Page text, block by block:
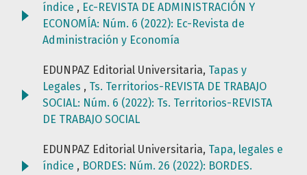
índice , Ec-REVISTA DE ADMINISTRACIÓN Y
ECONOMÍA: Núm. 6 (2022): Ec-Revista de
Administración y Economía
EDUNPAZ Editorial Universitaria, Tapas y
Legales , Ts. Territorios-REVISTA DE TRABAJO
SOCIAL: Núm. 6 (2022): Ts. Territorios-REVISTA
DE TRABAJO SOCIAL
EDUNPAZ Editorial Universitaria, Tapa, legales e
índice , BORDES: Núm. 26 (2022): BORDES.